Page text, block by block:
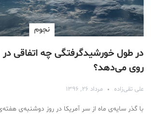
نجوم
در طول خورشیدگرفتگی چه اتفاقی
روی می‌دهد؟
علی تقی‌زاده مرداد ۲۶, ۱۳۹۶
با گذر سایه‌ی ماه از سر آمریکا در روز دوشنبه‌ی